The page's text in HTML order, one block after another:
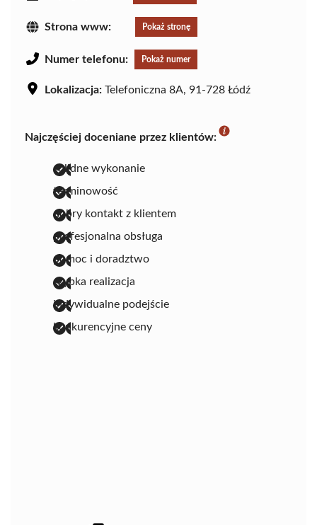
Strona www: Pokaż stronę
Numer telefonu: Pokaż numer
Lokalizacja: Telefoniczna 8A, 91-728 Łódź
Najczęściej doceniane przez klientów:
solidne wykonanie
terminowość
dobry kontakt z klientem
profesjonalna obsługa
pomoc i doradztwo
szybka realizacja
indywidualne podejście
konkurencyjne ceny